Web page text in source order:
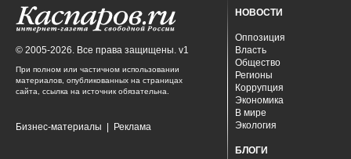
© 2005-2026. Все права защищены. v1
При полном или частичном использовании
материалов, опубликованных на страницах
сайта, ссылка на источник обязательна.
Бизнес-материалы Реклама
НОВОСТИ
Оппозиция
Власть
Общество
Регионы
Коррупция
Экономика
В мире
Экология
БЛОГИ